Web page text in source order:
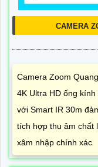
CAMERA
Camera Zoom
4K Ultra HD ống
với Smart IR 30m
tích hợp thu âm chất
xâm nhập chính xác